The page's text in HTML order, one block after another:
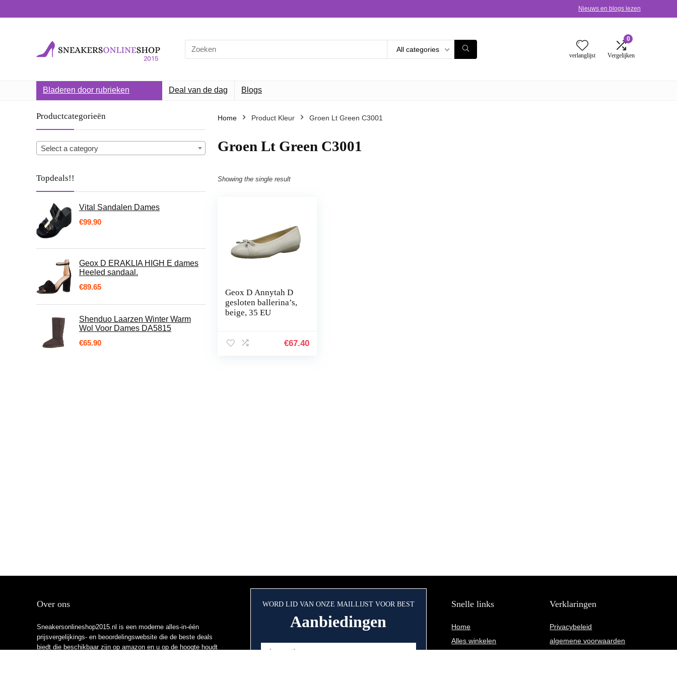
Nieuws en blogs lezen
Search
for:
All categories
verlanglijst
0
Vergelijken
Bladeren door rubrieken Deal van de dag Blogs
Productcategorieën
Select a category
Topdeals!!
Vital Sandalen Dames
€99.90
Geox D ERAKLIA HIGH E dames
Heeled sandaal.
€89.65
Shenduo Laarzen Winter Warm
Wol Voor Dames DA5815
€65.90
Home Product Kleur Groen Lt Green C3001
Groen Lt Green C3001
Showing the single result
Geox D Annytah D
gesloten ballerina’s,
beige, 35 EU
€67.40
Over ons
Sneakersonlineshop2015.nl is een moderne alles-in-één
prijsvergelijkings- en beoordelingswebsite die de beste deals
biedt die beschikbaar zijn op amazon en u op de hoogte houdt
WORD LID VAN ONZE MAILLIJST VOOR BEST
Aanbiedingen
Snelle links
Home
Alles winkelen
Verklaringen
Privacybeleid
algemene voorwaarden